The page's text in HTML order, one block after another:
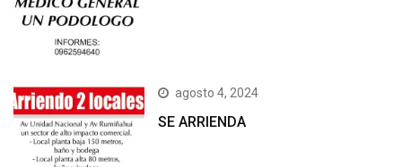
agosto 4, 2024
SE ARRIENDA